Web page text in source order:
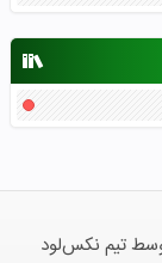
تیم نکس‌لود